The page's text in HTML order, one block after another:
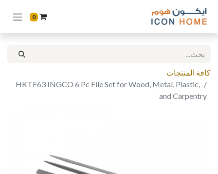
0
كافة المنتجات
HKTF63 INGCO 6 Pc File Set for Wood, Metal, Plastic,
and Carpentry